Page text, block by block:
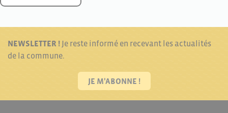
NEWSLETTER ! Je reste informé en recevant les actualités
de la commune.
JE M'ABONNE !